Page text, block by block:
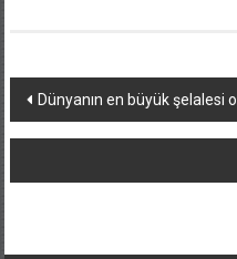
Yazı
dolaşımı
Dünyanın en büyük şelalesi